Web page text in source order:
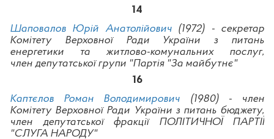
14
Шаповалов Юрій Анатолійович(1972) - секретар
Комітету Верховної Ради України з питань
енергетики та житлово-комунальних послуг,
член депутатської групи "Партія "За майбутнє"
16
Каптєлов Роман Володимирович (1980) - член
Комітету Верховної Ради України з питань бюджету,
член депутатської фракції ПОЛІТИЧНОЇ ПАРТІЇ
"СЛУГА НАРОДУ"